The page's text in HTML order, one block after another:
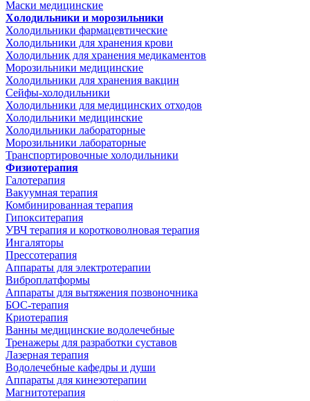
Маски медицинские
Холодильники и морозильники
Холодильники фармацевтические
Холодильники для хранения крови
Холодильник для хранения медикаментов
Морозильники медицинские
Холодильники для хранения вакцин
Сейфы-холодильники
Холодильники для медицинских отходов
Холодильники медицинские
Холодильники лабораторные
Морозильники лабораторные
Транспортировочные холодильники
Физиотерапия
Галотерапия
Вакуумная терапия
Комбинированная терапия
Гипокситерапия
УВЧ терапия и коротковолновая терапия
Ингаляторы
Прессотерапия
Аппараты для электротерапии
Виброплатформы
Аппараты для вытяжения позвоночника
БОС-терапия
Криотерапия
Ванны медицинские водолечебные
Тренажеры для разработки суставов
Лазерная терапия
Водолечебные кафедры и души
Аппараты для кинезотерапии
Магнитотерапия